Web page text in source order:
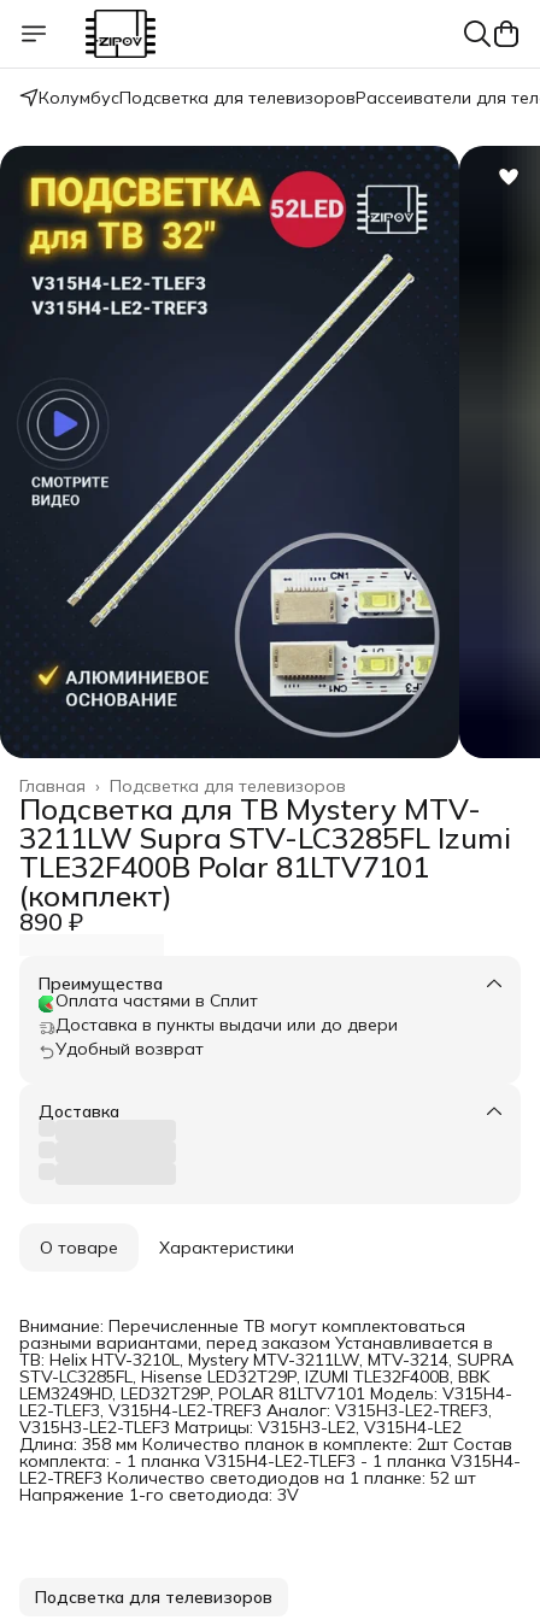
КолумбусПодсветка для телевизоровРассеиватели для
Подсветка для телевизоров
Главная ›
Подсветка для ТВ Mystery MTV-
3211LW Supra STV-LC3285FL Izumi
TLE32F400B Polar 81LTV7101
(комплект)
890 ₽
Преимущества
Оплата частями в Сплит
Доставка в пункты выдачи или до двери
Удобный возврат
Доставка
О товаре Характеристики
Внимание: Перечисленные ТВ могут комплектоваться
разными вариантами, перед заказом Устанавливается в
ТВ: Helix HTV-3210L, Mystery MTV-3211LW, MTV-3214, SUPRA
STV-LC3285FL, Hisense LED32T29P, IZUMI TLE32F400B, BBK
LEM3249HD, LED32T29P, POLAR 81LTV7101 Модель: V315H4-
LE2-TLEF3, V315H4-LE2-TREF3 Аналог: V315H3-LE2-TREF3,
V315H3-LE2-TLEF3 Матрицы: V315H3-LE2, V315H4-LE2
Длина: 358 мм Количество планок в комплекте: 2шт Состав
комплекта: - 1 планка V315H4-LE2-TLEF3 - 1 планка V315H4-
LE2-TREF3 Количество светодиодов на 1 планке: 52 шт
Напряжение 1-го светодиода: 3V
Подсветка для телевизоров